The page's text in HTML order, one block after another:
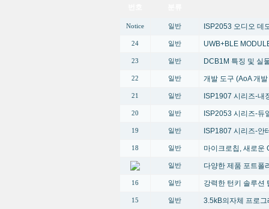
Notice 일반 ISP2053 오디오 데
24 일반 UWB+BLE
23 일반 DCB1M 특징 및 실
22 일반 개발 도구 (AoA 개
21 일반 ISP1907 시리즈-내
20 일반 ISP2053 시리즈-듀
19 일반 ISP1807 시리즈-안
18 일반 마이크로칩, 새로운
일반 다양한 제품 포트폴
16 일반 강력한 턴키 솔루션
15 일반 3.5kB의자체 프로